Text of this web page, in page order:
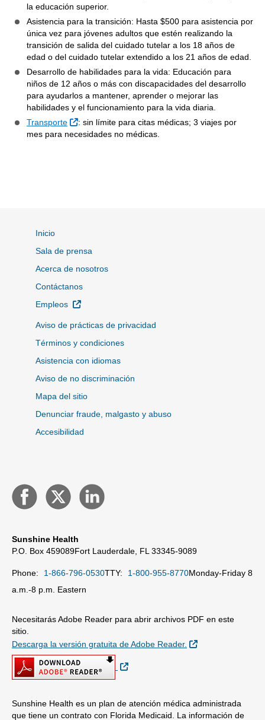
la educación superior.
Asistencia para la transición: Hasta $500 para asistencia por
única vez para jóvenes adultos que estén realizando la
transición de salida del cuidado tutelar a los 18 años de
edad o del cuidado tutelar extendido a los 21 años de edad.
Desarrollo de habilidades para la vida: Educación para
niños de 12 años o más con discapacidades del desarrollo
para ayudarlos a mantener, aprender o mejorar las
habilidades y el funcionamiento para la vida diaria.
Transporte
Sitio Externo
: sin límite para citas médicas; 3 viajes por
mes para necesidades no médicas.
Inicio
Sala de prensa
Acerca de nosotros
Contáctanos
Empleos
Sitio Externo
Aviso de prácticas de privacidad
Términos y condiciones
Asistencia con idiomas
Aviso de no discriminación
Mapa del sitio
Denunciar fraude, malgasto y abuso
Accesibilidad
Sunshine Health
P.O. Box 459089Fort Lauderdale, FL 33345-9089
Phone: 1-866-796-0530TTY: 1-800-955-8770Monday-Friday 8
a.m.-8 p.m. Eastern
Necesitarás Adobe Reader para abrir archivos PDF en este
sitio.
Descarga la versión gratuita de Adobe Reader.
Sitio Externo
Sitio Externo
Sunshine Health es un plan de atención médica administrada
que tiene un contrato con Florida Medicaid. La información de